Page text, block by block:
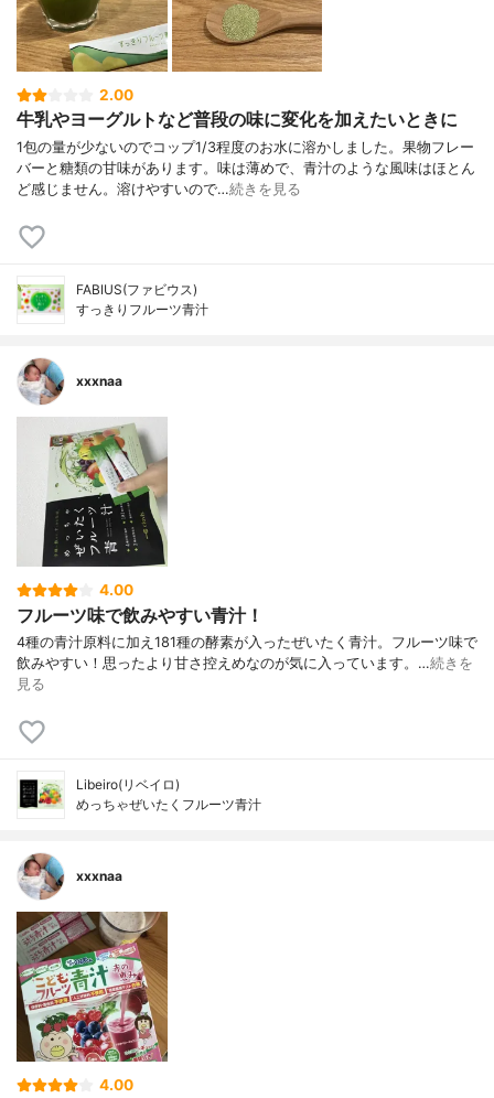
2.00
牛乳やヨーグルトなど普段の味に変化を加えたいときに
1包の量が少ないのでコップ1/3程度のお水に溶かしました。果物フレー
バーと糖類の甘味があります。味は薄めで、青汁のような風味はほとん
ど感じません。溶けやすいので…続きを見る
FABIUS(ファビウス)
すっきりフルーツ青汁
xxxnaa
4.00
フルーツ味で飲みやすい青汁！
4種の青汁原料に加え181種の酵素が入ったぜいたく青汁。フルーツ味で
飲みやすい！思ったより甘さ控えめなのが気に入っています。…続きを
見る
Libeiro(リベイロ)
めっちゃぜいたくフルーツ青汁
xxxnaa
4.00